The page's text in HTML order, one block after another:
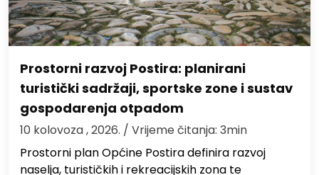
Prostorni razvoj Postira: planirani
turistički sadržaji, sportske zone i sustav
gospodarenja otpadom
10 kolovoza , 2026. / Vrijeme čitanja: 3min
Prostorni plan Općine Postira definira razvoj
naselja, turističkih i rekreacijskih zona te